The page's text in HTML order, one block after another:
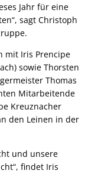
Jahr für eine
sagt Christoph
mit Iris Prencipe
sowie Thorsten
Thomas
Mitarbeitende
Kreuznacher
den Leinen in der
und unsere
findet Iris